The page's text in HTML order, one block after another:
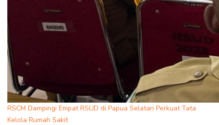
RSCM Dampingi Empat RSUD di Papua Selatan Perkuat Tata
Kelola Rumah Sakit